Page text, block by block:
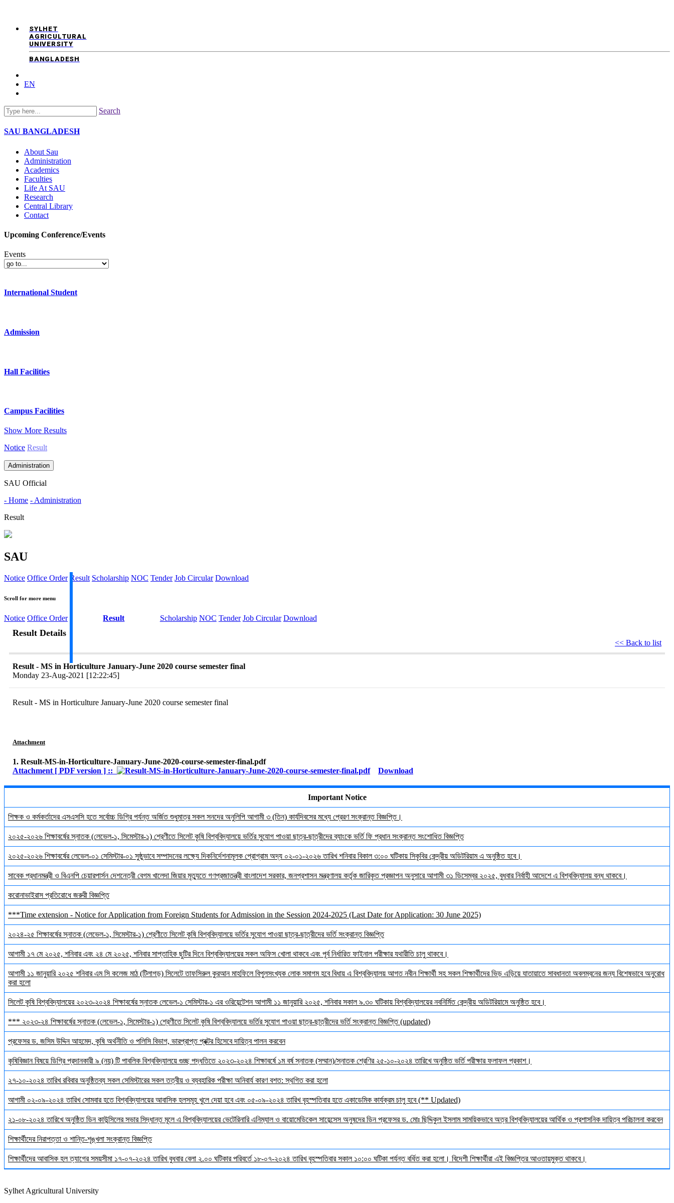
SYLHET
AGRICULTURAL
UNIVERSITY
BANGLADESH
EN
Search
SAU BANGLADESH
About Sau
Administration
Academics
Faculties
Life At SAU
Research
Central Library
Contact
Upcoming Conference/Events
Events
International Student
Admission
Hall Facilities
Campus Facilities
Show More Results
Notice Result
Administration
SAU Official
- Home - Administration
Result
SAU
Notice Office Order Result Scholarship NOC Tender Job Circular Download
Scroll for more menu
Notice Office Order Result Scholarship NOC Tender Job Circular Download
Result Details
<< Back to list
Result - MS in Horticulture January-June 2020 course semester final
Monday 23-Aug-2021 [12:22:45]
Result - MS in Horticulture January-June 2020 course semester final
Attachment
1. Result-MS-in-Horticulture-January-June-2020-course-semester-final.pdf
Attachment [ PDF version ] ::
Download
Important Notice
শিক্ষক ও কর্মকর্তাদের এসএসসি হতে সর্বোচ্চ ডিগ্রি পর্যন্ত অর্জিত শুধুমাত্র সকল সনদের অনুলিপি আগামী ৩ (তিন) কার্যদিবসের মধ্যে প্রেরণ সংক্রান্ত বিজ্ঞপ্তি।
২০২৫-২০২৬ শিক্ষাবর্ষের স্নাতক (লেভেল-১, সিমেস্টার-১) শ্রেণীতে সিলেট কৃষি বিশ্ববিদ্যালয়ে ভর্তির সুযোগ পাওয়া ছাত্র-ছাত্রীদের ব্যাংকে ভর্তি ফি প্রধান সংক্রান্ত সংশোধিত বিজ্ঞপ্তি
২০২৫-২০২৬ শিক্ষাবর্ষের লেভেল-০১ সেমিস্টার-০১ সুষ্ঠুভাবে সম্পাদনের লক্ষ্যে দিকনির্দেশনামূলক প্রোগ্রাম অদ্য ০২-০১-২০২৬ তারিখ শনিবার বিকাল ৩:০০ ঘটিকায় সিকৃবির কেন্দ্রীয় অডিটরিয়াম এ অনুষ্ঠিত হবে।
সাবেক প্রধানমন্ত্রী ও বিএনপি চেয়ারপার্সন দেশনেত্রী বেগম খালেদা জিয়ার মৃত্যুতে গণপ্রজাতন্ত্রী বাংলাদেশ সরকার, জনপ্রশাসন মন্ত্রণালয় কর্তৃক জারিকৃত প্রজ্ঞাপন অনুসারে আগামী ৩১ ডিসেম্বর ২০২৫, বুধবার নির্বাহী আদেশে এ বিশ্ববিদ্যালয় বন্ধ থাকবে।
করোনাভাইরাস প্রতিরোধে জরুরী বিজ্ঞপ্তি
***Time extension - Notice for Application from Foreign Students for Admission in the Session 2024-2025 (Last Date for Application: 30 June 2025)
২০২৪-২৫ শিক্ষাবর্ষের স্নাতক (লেভেল-১, সিমেস্টার-১) শ্রেণীতে সিলেট কৃষি বিশ্ববিদ্যালয়ে ভর্তির সুযোগ পাওয়া ছাত্র-ছাত্রীদের ভর্তি সংক্রান্ত বিজ্ঞপ্তি
আগামী ১৭ মে ২০২৫, শনিবার এবং ২৪ মে ২০২৫, শনিবার সাপ্তাহিক ছুটির দিনে বিশ্ববিদ্যালয়ের সকল অফিস খোলা থাকবে এবং পূর্ব নির্ধারিত ফাইনাল পরীক্ষার যথারীতি চালু থাকবে।
আগামী ১১ জানুয়ারি ২০২৫ শনিবার এম সি কলেজ মাঠ (টিলাগড়) সিলেটে তাফসিরুল কুরআন মাহফিলে বিপুলসংখ্যক লোক সমাগম হবে বিধায় এ বিশ্ববিদ্যালয় আগত নবীন শিক্ষার্থী সহ সকল শিক্ষার্থীদের ভিড় এড়িয়ে যাতায়াতে সাবধানতা অবলম্বনের জন্য বিশেষভাবে অনুরোধ
করা হলো
সিলেট কৃষি বিশ্ববিদ্যালয়ের ২০২৩-২০২৪ শিক্ষাবর্ষের স্নাতক লেভেল-১ সেমিস্টার-১ এর ওরিয়েন্টেশন আগামী ১১ জানুয়ারি ২০২৫, শনিবার সকাল ৯.৩০ ঘটিকায় বিশ্ববিদ্যালয়ের নবনির্মিত কেন্দ্রীয় অডিটরিয়ামে অনুষ্ঠিত হবে।
*** ২০২৩-২৪ শিক্ষাবর্ষের স্নাতক (লেভেল-১, সিমেস্টার-১) শ্রেণীতে সিলেট কৃষি বিশ্ববিদ্যালয়ে ভর্তির সুযোগ পাওয়া ছাত্র-ছাত্রীদের ভর্তি সংক্রান্ত বিজ্ঞপ্তি (updated)
প্রফেসর ড. জসিম উদ্দিন আহমেদ, কৃষি অর্থনীতি ও পলিসি বিভাগ, ভারপ্রাপ্ত প্রক্টর হিসেবে দায়িত্ব পালন করবেন
কৃষিবিজ্ঞান বিষয়ে ডিগ্রি প্রদানকারী ৯ (নয়) টি পাবলিক বিশ্ববিদ্যালয়ে গুচ্ছ পদ্ধতিতে ২০২৩-২০২৪ শিক্ষাবর্ষে ১ম বর্ষ স্নাতক (সম্মান)/স্নাতক শ্রেণির ২৫-১০-২০২৪ তারিখে অনুষ্ঠিত ভর্তি পরীক্ষার ফলাফল প্রকাশ।
২৭-১০-২০২৪ তারিখ রবিবার অনুষ্ঠিতব্য সকল সেমিস্টারের সকল তত্বীয় ও ব্যবহারিক পরীক্ষা অনিবার্য কারণ বশত: স্থগিত করা হলো
আগামী ০২-০৯-২০২৪ তারিখ সোমবার হতে বিশ্ববিদ্যালয়ের আবাসিক হলসমূহ খুলে দেয়া হবে এবং ০৫-০৯-২০২৪ তারিখ বৃহস্পতিবার হতে একাডেমিক কার্যক্রম চালু হবে (** Updated)
২১-০৮-২০২৪ তারিখে অনুষ্ঠিত ডিন কাউন্সিলের সভার সিদ্ধান্ত মূলে এ বিশ্ববিদ্যালয়ের ভেটেরিনারি এনিম্যাল ও বায়োমেডিকেল সায়েন্সেস অনুষদের ডিন প্রফেসর ড. মোঃ ছিদ্দিকুল ইসলাম সাময়িকভাবে অত্র বিশ্ববিদ্যালয়ের আর্থিক ও প্রশাসনিক দায়িত্ব পরিচালনা করবেন
শিক্ষার্থীদের নিরাপত্তা ও শান্তি-শৃঙ্খলা সংক্রান্ত বিজ্ঞপ্তি
শিক্ষার্থীদের আবাসিক হল ত্যাগের সময়সীমা ১৭-০৭-২০২৪ তারিখ বুধবার বেলা ২.০০ ঘটিকার পরিবর্তে ১৮-০৭-২০২৪ তারিখ বৃহস্পতিবার সকাল ১০:০০ ঘটিকা পর্যন্ত বর্ধিত করা হলো। বিদেশী শিক্ষার্থীরা এই বিজ্ঞপ্তির আওতায়মুক্ত থাকবে।
Sylhet Agricultural University